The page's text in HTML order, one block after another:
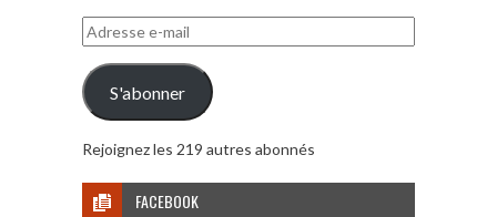
Adresse
e-
mail
S'abonner
Rejoignez les 219 autres abonnés
FACEBOOK